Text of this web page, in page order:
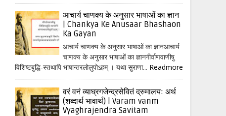
आचार्य चाणक्य के अनुसार भाषाओं का ज्ञान
| Chankya Ke Anusaar Bhashaon
Ka Gayan
आचार्य चाणक्य के अनुसार भाषाओं का ज्ञानआचार्य
चाणक्य के अनुसार भाषाओं का ज्ञानगीर्वाणवाणीषु
विशिष्टबुद्धि-स्तथापि भाषान्तरलोलुपोऽहम् । यथा सुराणा... Readmore
वरं वनं व्याघ्रगजेन्द्रसेवितं द्रुमालयः अर्थ
(शब्दार्थ भावार्थ) | Varam vanm
Vyaghrajendra Savitam